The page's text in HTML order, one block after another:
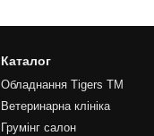
Каталог
Обладнання Tigers TM
Ветеринарна клініка
Грумінг салон